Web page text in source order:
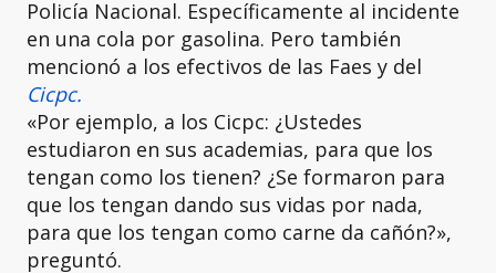
Policía Nacional. Específicamente al incidente
en una cola por gasolina. Pero también
mencionó a los efectivos de las Faes y del
Cicpc.
«Por ejemplo, a los Cicpc: ¿Ustedes
estudiaron en sus academias, para que los
tengan como los tienen? ¿Se formaron para
que los tengan dando sus vidas por nada,
para que los tengan como carne da cañón?»,
preguntó.